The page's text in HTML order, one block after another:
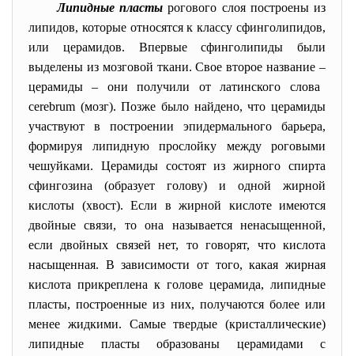
Липидные пласты рогового слоя построены из
липидов, которые относятся к классу сфинголипидов,
или церамидов. Впервые сфинголипиды были
выделены из мозговой ткани. Свое второе название –
церамиды– они получили от латинского слова
cerebrum (мозг). Позже было найдено, что церамиды
участвуют в построении эпидермального барьера,
формируя липидную прослойку между роговыми
чешуйками. Церамиды состоят из жирного спирта
сфингозина (образует голову) и одной жирной
кислоты (хвост). Если в жирной кислоте имеются
двойные связи, то она называется ненасыщенной,
если двойных связей нет, то говорят, что кислота
насыщенная. В зависимости от того, какая жирная
кислота прикреплена к голове церамида, липидные
пласты, построенные из них, получаются более или
менее жидкими. Самые твердые (кристаллические)
липидные пласты образованы церамидами с